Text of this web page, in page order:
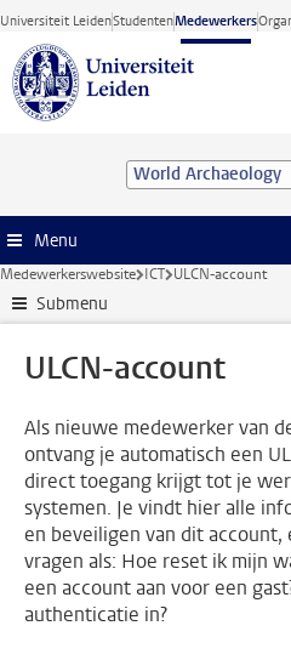
Ga direct naar de inhoud
Universiteit LeidenStudentenMedewerkers
World Archaeology
Menu
Medewerkerswebsite ICT ULCN-account
Submenu
ULCN-account
Als nieuwe medewerker van
ontvang je automatisch een
direct toegang krijgt tot je
systemen. Je vindt hier alle
en beveiligen van dit
vragen als: Hoe reset ik mijn
een account aan voor een
authenticatie in?